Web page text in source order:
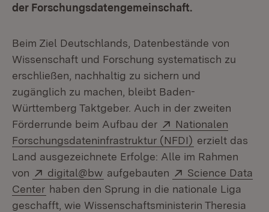
der Forschungsdatengemeinschaft.
Beim Ziel Deutschlands, Datenbestände von
Wissenschaft und Forschung systematisch zu
erschließen, nachhaltig zu sichern und
zugänglich zu machen, bleibt Baden-
Württemberg Taktgeber. Auch in der zweiten
Förderrunde beim Aufbau der
Extern:
Nationalen
Forschungsdateninfrastruktur (NFDI) (Öffnet in
erzielt das
Land ausgezeichnete Erfolge: Alle im Rahmen
von
Extern:
digital@bw (Öffnet in neuem Fenster)
aufgebauten Extern:
Science Data
Center (Öffnet in neuem Fenster)
haben den Sprung in die nationale Liga
geschafft, wie Wissenschaftsministerin Theresia